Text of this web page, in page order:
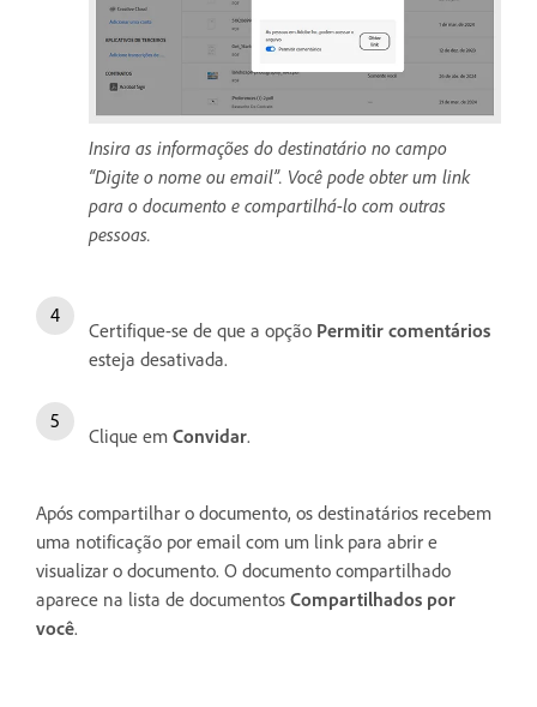
Insira as informações do destinatário no campo
“Digite o nome ou email”. Você pode obter um link
para o documento e compartilhá-lo com outras
pessoas.
Certifique-se de que a opção Permitir comentários
esteja desativada.
Clique em Convidar.
Após compartilhar o documento, os destinatários recebem
uma notificação por email com um link para abrir e
visualizar o documento. O documento compartilhado
aparece na lista de documentos Compartilhados por
você.